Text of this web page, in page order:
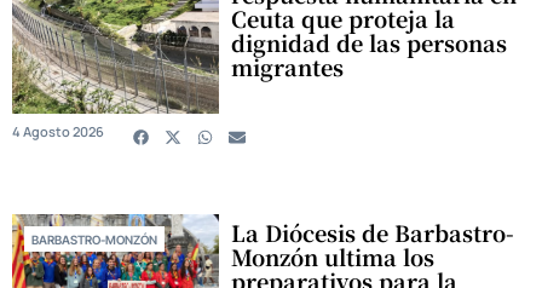
Ceuta que proteja la
dignidad de las personas
migrantes
4 Agosto 2026
BARBASTRO-MONZÓN La Diócesis de Barbastro-
Monzón ultima los
preparativos para la